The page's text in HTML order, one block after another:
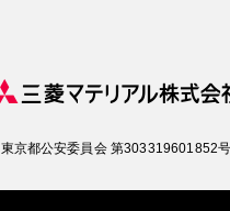
東京都公安委員会 第303319601852